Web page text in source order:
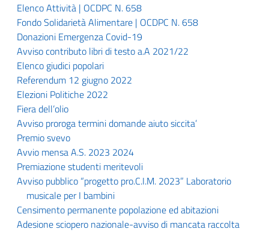
Elenco Attività | OCDPC N. 658
Fondo Solidarietà Alimentare | OCDPC N. 658
Donazioni Emergenza Covid-19
Avviso contributo libri di testo a.A 2021/22
Elenco giudici popolari
Referendum 12 giugno 2022
Elezioni Politiche 2022
Fiera dell’olio
Avviso proroga termini domande aiuto siccita’
Premio svevo
Avvio mensa A.S. 2023 2024
Premiazione studenti meritevoli
Avviso pubblico “progetto pro.C.I.M. 2023” Laboratorio
musicale per I bambini
Censimento permanente popolazione ed abitazioni
Adesione sciopero nazionale-avviso di mancata raccolta